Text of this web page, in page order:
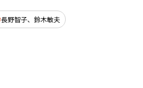
長野智子、鈴木敏夫